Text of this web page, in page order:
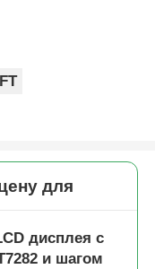
для
дисплея с
и шагом